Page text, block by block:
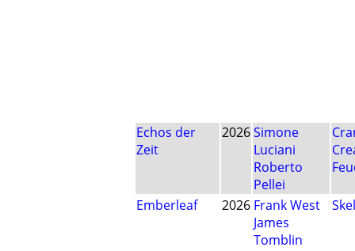
Echos der
Zeit
2026Simone
Luciani
Roberto
Pellei
Emberleaf 2026 Frank West
James
Tomblin